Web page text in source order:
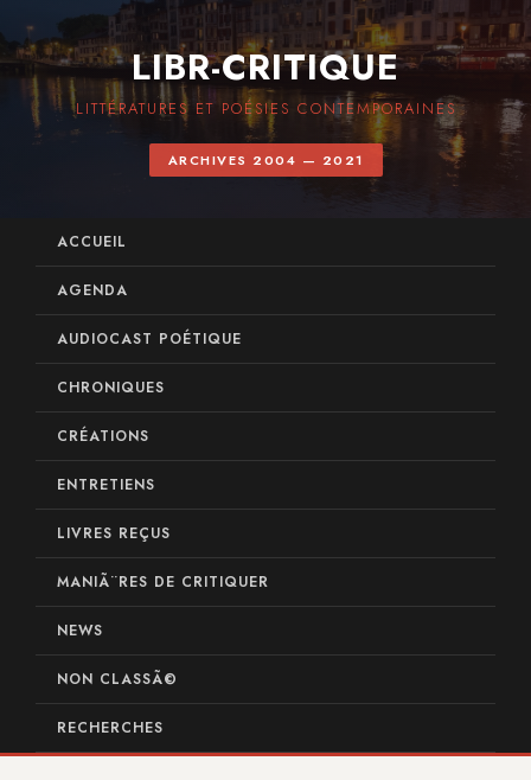
LIBR-CRITIQUE
LITTÉRATURES ET POÉSIES CONTEMPORAINES
ARCHIVES 2004 — 2021
ACCUEIL
AGENDA
AUDIOCAST POÉTIQUE
CHRONIQUES
CRÉATIONS
ENTRETIENS
LIVRES REÇUS
MANIÃ¨RES DE CRITIQUER
NEWS
NON CLASSÃ©
RECHERCHES